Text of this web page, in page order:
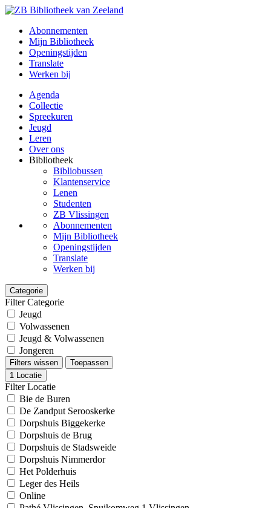
Abonnementen
Mijn Bibliotheek
Openingstijden
Translate
Werken bij
Agenda
Collectie
Spreekuren
Jeugd
Leren
Over ons
Bibliotheek
Bibliobussen
Klantenservice
Lenen
Studenten
ZB Vlissingen
Abonnementen
Mijn Bibliotheek
Openingstijden
Translate
Werken bij
Categorie
Filter Categorie
Jeugd
Volwassenen
Jeugd & Volwassenen
Jongeren
Filters wissen
Toepassen
1 Locatie
Filter Locatie
Bie de Buren
De Zandput Serooskerke
Dorpshuis Biggekerke
Dorpshuis de Brug
Dorpshuis de Stadsweide
Dorpshuis Nimmerdor
Het Polderhuis
Leger des Heils
Online